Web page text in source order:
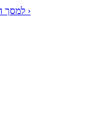
למסך הראשי ›